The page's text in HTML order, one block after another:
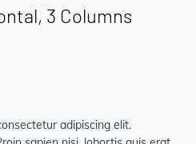
3 Columns
adipiscing elit.